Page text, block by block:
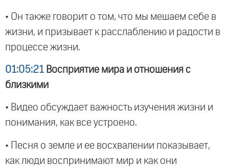
• Он также говорит о том, что мы мешаем себе в
жизни, и призывает к расслаблению и радости в
процессе жизни.
01:05:21 Восприятие мира и отношения с
близкими
• Видео обсуждает важность изучения жизни и
понимания, как все устроено.
• Песня о земле и ее восхвалении показывает,
как люди воспринимают мир и как они